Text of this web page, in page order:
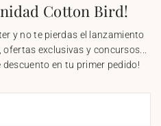
Cotton Bird!
y no te pierdas el lanzamiento
exclusivas y concursos...
descuento en tu primer pedido!